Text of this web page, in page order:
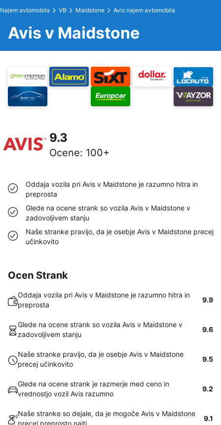
Najem avtomobila VB Maidstone Avis najem avtomobila
Avis v Maidstone
9.3
Ocene: 100+
Oddaja vozila pri Avis v Maidstone je razumno hitra in
preprosta
Glede na ocene strank so vozila Avis v Maidstone v
zadovoljivem stanju
Naše stranke pravijo, da je osebje Avis v Maidstone precej
učinkovito
Ocen Strank
Oddaja vozila pri Avis v Maidstone je razumno hitra in
preprosta
9.9
Glede na ocene strank so vozila Avis v Maidstone v
zadovoljivem stanju
9.6
Naše stranke pravijo, da je osebje Avis v Maidstone
precej učinkovito
9.5
Glede na ocene strank je razmerje med ceno in
vrednostjo vozil Avis razumno
9.2
Naše stranke so dejale, da je mogoče Avis v Maidstone
precej preprosto najti
9.1